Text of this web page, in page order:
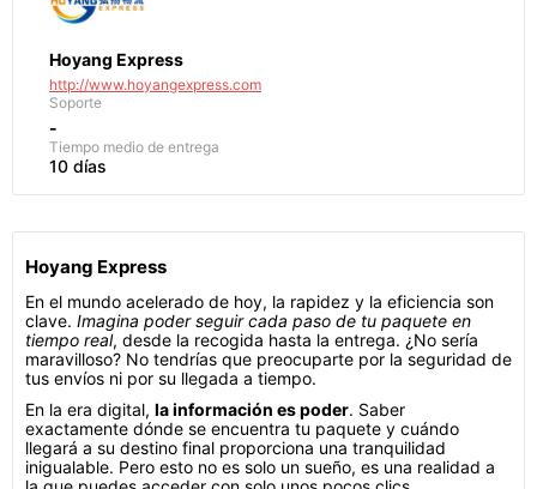
Hoyang Express
http://www.hoyangexpress.com
Soporte
-
Tiempo medio de entrega
10 días
Hoyang Express
En el mundo acelerado de hoy, la rapidez y la eficiencia son
clave. Imagina poder seguir cada paso de tu paquete en
tiempo real, desde la recogida hasta la entrega. ¿No sería
maravilloso? No tendrías que preocuparte por la seguridad de
tus envíos ni por su llegada a tiempo.
En la era digital, la información es poder. Saber
exactamente dónde se encuentra tu paquete y cuándo
llegará a su destino final proporciona una tranquilidad
inigualable. Pero esto no es solo un sueño, es una realidad a